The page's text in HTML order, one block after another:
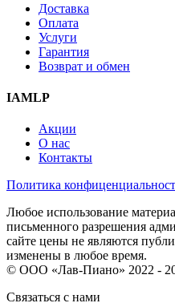
Доставка
Оплата
Услуги
Гарантия
Возврат и обмен
IAMLP
Акции
О нас
Контакты
Политика
Любое использование
письменного разрешения
сайте цены не являются
изменены в любое время.
© ООО «Лав-Пиано» 2022 -
Связаться с нами